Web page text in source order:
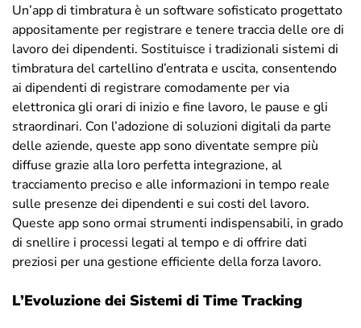
Un’app di timbratura è un software sofisticato progettato
appositamente per registrare e tenere traccia delle ore di
lavoro dei dipendenti. Sostituisce i tradizionali sistemi di
timbratura del cartellino d’entrata e uscita, consentendo
ai dipendenti di registrare comodamente per via
elettronica gli orari di inizio e fine lavoro, le pause e gli
straordinari. Con l’adozione di soluzioni digitali da parte
delle aziende, queste app sono diventate sempre più
diffuse grazie alla loro perfetta integrazione, al
tracciamento preciso e alle informazioni in tempo reale
sulle presenze dei dipendenti e sui costi del lavoro.
Queste app sono ormai strumenti indispensabili, in grado
di snellire i processi legati al tempo e di offrire dati
preziosi per una gestione efficiente della forza lavoro.
L’Evoluzione dei Sistemi di Time Tracking